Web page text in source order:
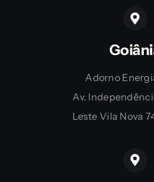
Adorno
Av.
Leste Vila Nova